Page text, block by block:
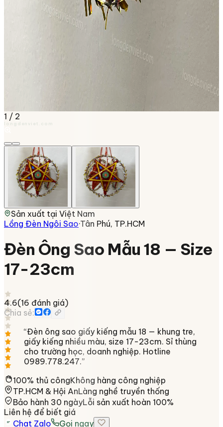
1 / 2
longdenviet.com
Sản xuất tại Việt Nam
Lồng Đèn Ngôi Sao·Tân Phú, TP.HCM
Đèn Ông Sao Mẫu 18 — Size
17-23cm
4.6(16 đánh giá)
Chia sẻ:
“Đèn ông sao giấy kiếng mẫu 18 — khung tre,
giấy kiếng nhiều màu, size 17-23cm. Sỉ thùng
cho trường học, doanh nghiệp. Hotline
0989.778.247.”
100% thủ côngKhông hàng công nghiệp
TP.HCM & Hội AnLàng nghề truyền thống
Bảo hành 30 ngàyLỗi sản xuất hoàn 100%
Liên hệ để biết giá
Chat Zalo
Gọi ngay